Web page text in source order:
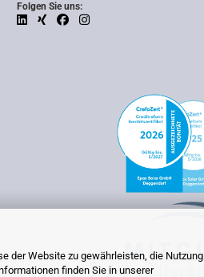
der Website zu gewährleisten, die Nutzung
finden Sie in unserer
Folgen Sie uns: